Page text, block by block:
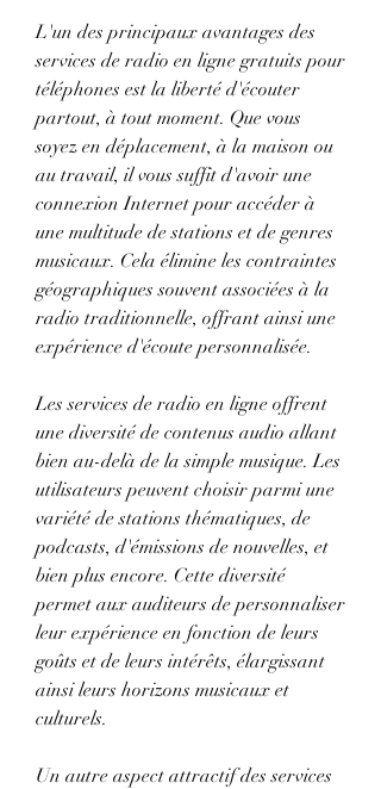
L'un des principaux avantages des
services de radio en ligne gratuits pour
téléphones est la liberté d'écouter
partout, à tout moment. Que vous
soyez en déplacement, à la maison ou
au travail, il vous suffit d'avoir une
connexion Internet pour accéder à
une multitude de stations et de genres
musicaux. Cela élimine les contraintes
géographiques souvent associées à la
radio traditionnelle, offrant ainsi une
expérience d'écoute personnalisée.
Les services de radio en ligne offrent
une diversité de contenus audio allant
bien au-delà de la simple musique. Les
utilisateurs peuvent choisir parmi une
variété de stations thématiques, de
podcasts, d'émissions de nouvelles, et
bien plus encore. Cette diversité
permet aux auditeurs de personnaliser
leur expérience en fonction de leurs
goûts et de leurs intérêts, élargissant
ainsi leurs horizons musicaux et
culturels.
Un autre aspect attractif des services